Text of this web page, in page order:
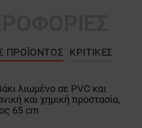
ΠΡΟΪΌΝΤΟΣ ΚΡΙΤΙΚΈΣ
λιωμένο σε PVC και
και χημική προστασία,
65 cm